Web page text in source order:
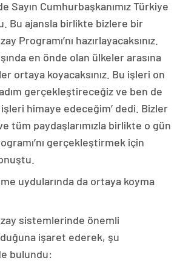
Sayın Cumhurbaşkanımız Türkiye
Bu ajansla birlikte bizlere bir
Programı’nı hazırlayacaksınız.
en önde olan ülkeler arasına
ortaya koyacaksınız. Bu işleri on
gerçekleştireceğiz ve ben de
himaye edeceğim’ dedi. Bizler
tüm paydaşlarımızla birlikte o gün
gerçekleştirmek için
uydularında da ortaya koyma
sistemlerinde önemli
işaret ederek, şu
bulundu: